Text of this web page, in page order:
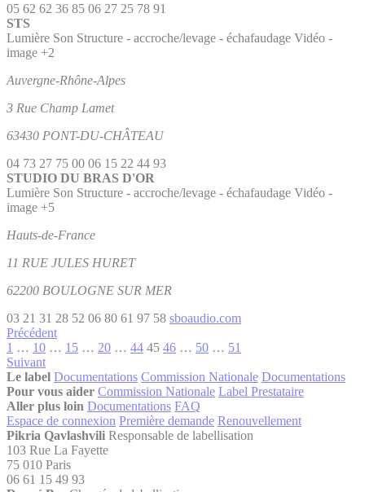
05 62 62 36 85 06 27 25 78 91
STS
Lumière Son Structure - accroche/levage - échafaudage Vidéo -
image +2
Auvergne-Rhône-Alpes
3 Rue Champ Lamet
63430 PONT-DU-CHÂTEAU
04 73 27 75 00 06 15 22 44 93
STUDIO DU BRAS D'OR
Lumière Son Structure - accroche/levage - échafaudage Vidéo -
image +5
Hauts-de-France
11 RUE JULES HURET
62200 BOULOGNE SUR MER
03 21 31 28 52 06 80 61 97 58 sboaudio.com
Précédent
1 … 10 … 15 … 20 … 44 45 46 … 50 … 51
Suivant
Le label Documentations Commission Nationale Documentations
Pour vous aider Commission Nationale Label Prestataire
Aller plus loin Documentations FAQ
Espace de connexion Première demande Renouvellement
Pikria Qavlashvili Responsable de labellisation
103 Rue La Fayette
75 010 Paris
06 61 15 49 93